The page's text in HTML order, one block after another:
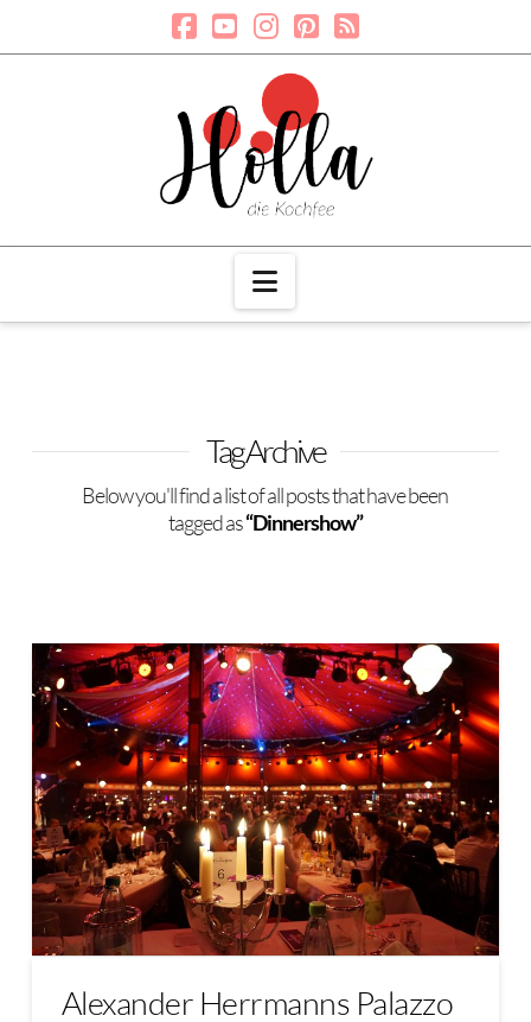
Navigation
Tag Archive
Below you'll find a list of all posts that have been
tagged as“Dinnershow”
Alexander Herrmanns Palazzo